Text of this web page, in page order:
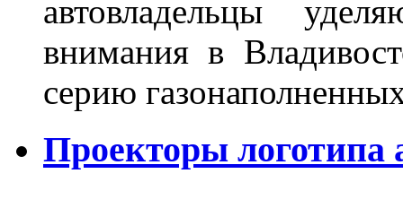
автовладельцы
внимания в
серию
Проекторы логотипа